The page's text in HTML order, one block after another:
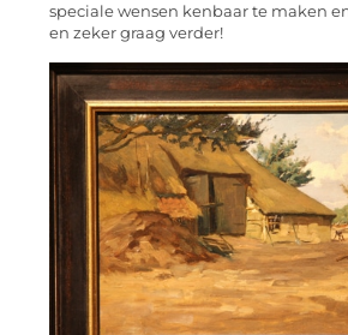
speciale wensen kenbaar te maken
en zeker graag verder!